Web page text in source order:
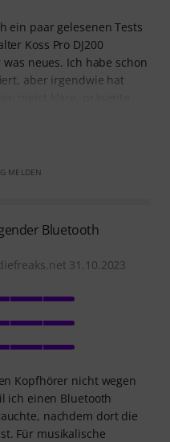
ein paar gelesenen Tests
Koss Pro DJ200
neues. Ich habe schon
aber irgendwie hat
MELDEN
Bluetooth
31.10.2023
Kopfhörer nicht wegen
ich einen Bluetooth
nachdem dort die
Für musikalische